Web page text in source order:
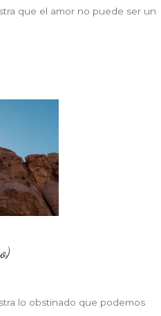
que el amor no puede ser un
lo obstinado que podemos